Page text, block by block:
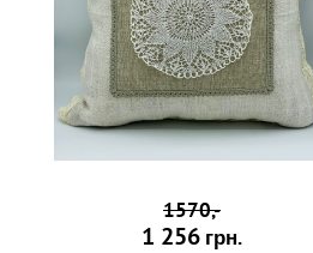
1570,-
1 256 грн.